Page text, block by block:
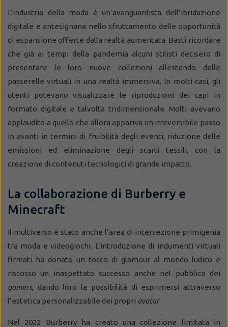
L’industria della moda è un’avanguardista dell’ibridazione
digitale e antesignana nello sfruttamento delle opportunità
di espansione offerte dalla realtà aumentata. Basti ricordare
che già ai tempi della pandemia alcuni stilisti decisero di
presentare le loro nuove collezioni allestendo delle
passerelle virtuali in una realtà immersiva. In molti casi, gli
utenti potevano visualizzare le riproduzioni dei capi in
formato digitale e talvolta tridimensionale. Molti avevano
applaudito a quello che allora appariva un irreversibile passo
in avanti in termini di fruibilità degli eventi, riduzione delle
emissioni ed eliminazione degli scarti tessili, con la
creazione di contenuti tecnologici di grande impatto.
La collaborazione di Burberry e
Minecraft
Il multiverso è stato anche l’area di intersezione primigenia
tra moda e videogiochi. L’introduzione di indumenti virtuali
firmati ha donato un tocco di glamour al mondo ludico e
riscosso un inaspettato successo anche nel pubblico dei
gamers, dando loro la possibilità di esprimersi attraverso
l’estetica personalizzabile dei propri avatar.
Nel 2022 Burberry ha creato una collezione limitata in